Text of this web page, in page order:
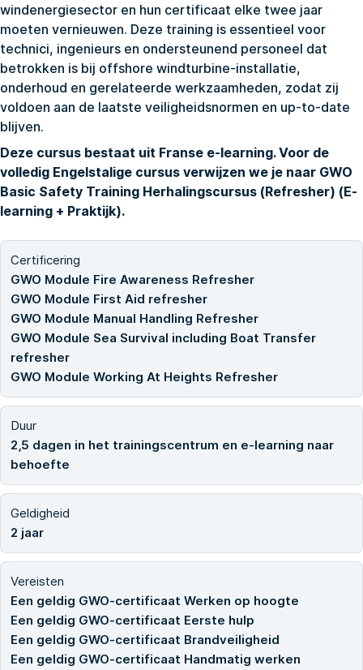
windenergiesector en hun certificaat elke twee jaar
moeten vernieuwen. Deze training is essentieel voor
technici, ingenieurs en ondersteunend personeel dat
betrokken is bij offshore windturbine-installatie,
onderhoud en gerelateerde werkzaamheden, zodat zij
voldoen aan de laatste veiligheidsnormen en up-to-date
blijven.
Deze cursus bestaat uit Franse e-learning. Voor de
volledig Engelstalige cursus verwijzen we je naar GWO
Basic Safety Training Herhalingscursus (Refresher) (E-
learning + Praktijk).
Certificering
GWO Module Fire Awareness Refresher
GWO Module First Aid refresher
GWO Module Manual Handling Refresher
GWO Module Sea Survival including Boat Transfer
refresher
GWO Module Working At Heights Refresher
Duur
2,5 dagen in het trainingscentrum en e-learning naar
behoefte
Geldigheid
2 jaar
Vereisten
Een geldig GWO-certificaat Werken op hoogte
Een geldig GWO-certificaat Eerste hulp
Een geldig GWO-certificaat Brandveiligheid
Een geldig GWO-certificaat Handmatig werken